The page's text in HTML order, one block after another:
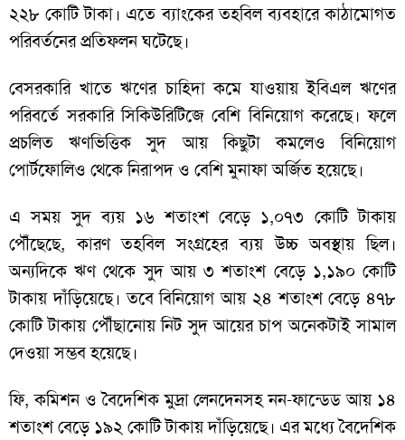
২২৮ কোটি টাকা। এতে ব্যাংকের তহবিল ব্যবহারে কাঠামোগত
পরিবর্তনের প্রতিফলন ঘটেছে।
বেসরকারি খাতে ঋণের চাহিদা কমে যাওয়ায় ইবিএল ঋণের
পরিবর্তে সরকারি সিকিউরিটিজে বেশি বিনিয়োগ করেছে। ফলে
প্রচলিত ঋণভিত্তিক সুদ আয় কিছুটা কমলেও বিনিয়োগ
পোর্টফোলিও থেকে নিরাপদ ও বেশি মুনাফা অর্জিত হয়েছে।
এ সময় সুদ ব্যয় ১৬ শতাংশ বেড়ে ১,০৭৩ কোটি টাকায়
পৌঁছেছে, কারণ তহবিল সংগ্রহের ব্যয় উচ্চ অবস্থায় ছিল।
অন্যদিকে ঋণ থেকে সুদ আয় ৩ শতাংশ বেড়ে ১,১৯০ কোটি
টাকায় দাঁড়িয়েছে। তবে বিনিয়োগ আয় ২৪ শতাংশ বেড়ে ৪৭৮
কোটি টাকায় পৌঁছানোয় নিট সুদ আয়ের চাপ অনেকটাই সামাল
দেওয়া সম্ভব হয়েছে।
ফি, কমিশন ও বৈদেশিক মুদ্রা লেনদেনসহ নন-ফান্ডেড আয় ১৪
শতাংশ বেড়ে ১৯২ কোটি টাকায় দাঁড়িয়েছে। এর মধ্যে বৈদেশিক